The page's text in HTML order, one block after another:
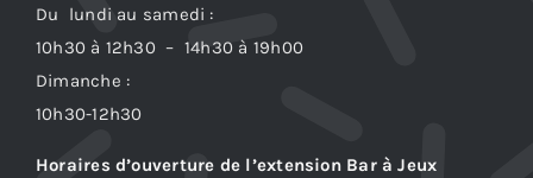
Du lundi au samedi :
10h30 à 12h30 – 14h30 à 19h00
Dimanche :
10h30-12h30
Horaires d’ouverture de l’extension Bar à Jeux